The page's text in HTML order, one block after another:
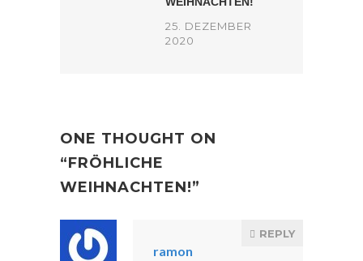
25. DEZEMBER
2020
ONE THOUGHT ON
“FRÖHLICHE
WEIHNACHTEN!”
ramon
REPLY